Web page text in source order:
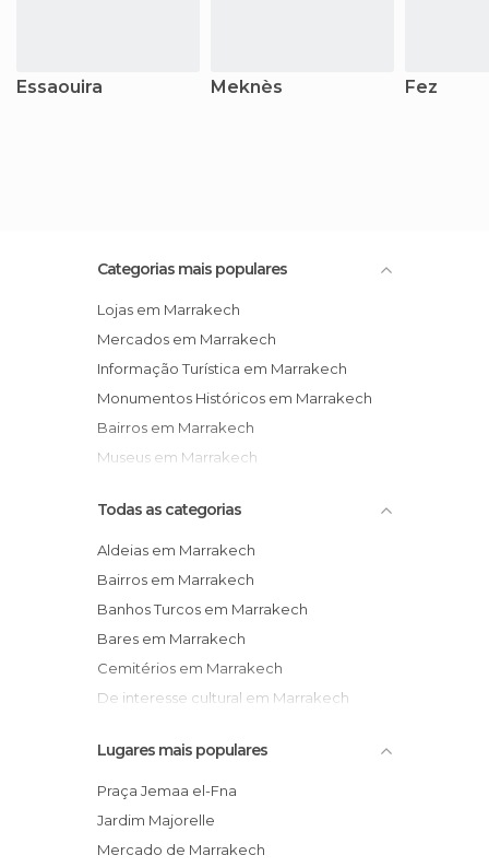
Essaouira Meknès Fez
Categorias mais populares
Lojas em Marrakech
Mercados em Marrakech
Informação Turística em Marrakech
Monumentos Históricos em Marrakech
Bairros em Marrakech
Museus em Marrakech
Todas as categorias
Aldeias em Marrakech
Bairros em Marrakech
Banhos Turcos em Marrakech
Bares em Marrakech
Cemitérios em Marrakech
De interesse cultural em Marrakech
Estradas em Marrakech
Exposições em Marrakech
Feiras em Marrakech
Festas em Marrakech
Lugares mais populares
Praça Jemaa el-Fna
Jardim Majorelle
Mercado de Marrakech